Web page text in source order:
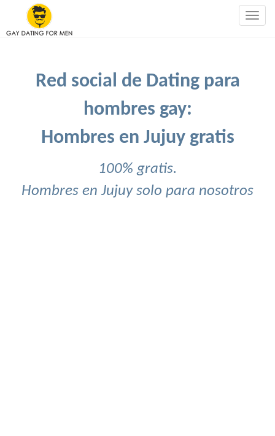
Red social de Dating para
hombres gay:
Hombres en Jujuy gratis
100% gratis.
Hombres en Jujuy solo para nosotros